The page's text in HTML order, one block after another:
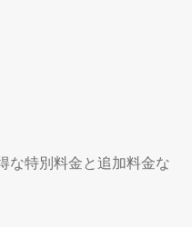
な特別料金と追加料金な